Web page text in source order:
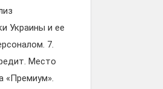
Украины и ее
7.
Место
«Премиум».